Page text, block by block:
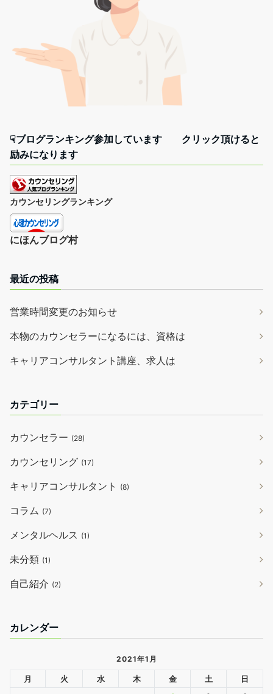
☟ブログランキング参加しています クリック頂けると
励みになります
カウンセリングランキング
にほんブログ村
最近の投稿
営業時間変更のお知らせ
本物のカウンセラーになるには、資格は
キャリアコンサルタント講座、求人は
カテゴリー
カウンセラー (28)
カウンセリング (17)
キャリアコンサルタント (8)
コラム (7)
メンタルヘルス (1)
未分類 (1)
自己紹介 (2)
カレンダー
2021年1月
月 火 水 木 金 土
日